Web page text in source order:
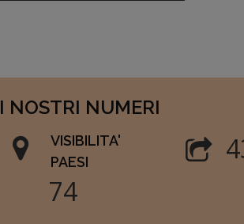
I NOSTRI NUMERI
VISIBILITA'
PAESI
89